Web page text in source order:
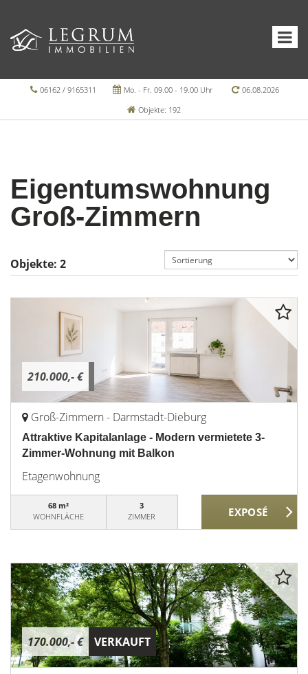
06162 / 9165311 Mo. - Fr. 09.00 - 19.00 Uhr
06.08.2026
Objekte: 192
Eigentumswohnung
Groß-Zimmern
Objekte: 2
210.000,- €
Groß-Zimmern - Darmstadt-Dieburg
Attraktive Kapitalanlage - Modern vermietete 3-
Zimmer-Wohnung mit Balkon
Etagenwohnung
68 m²
WOHNFLÄCHE
3
ZIMMER
170.000,- € VERKAUFT